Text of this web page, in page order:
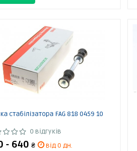
стабілізатора FAG 818 0459 10
0 відгуків
- 640 ₴
від 0 дн.